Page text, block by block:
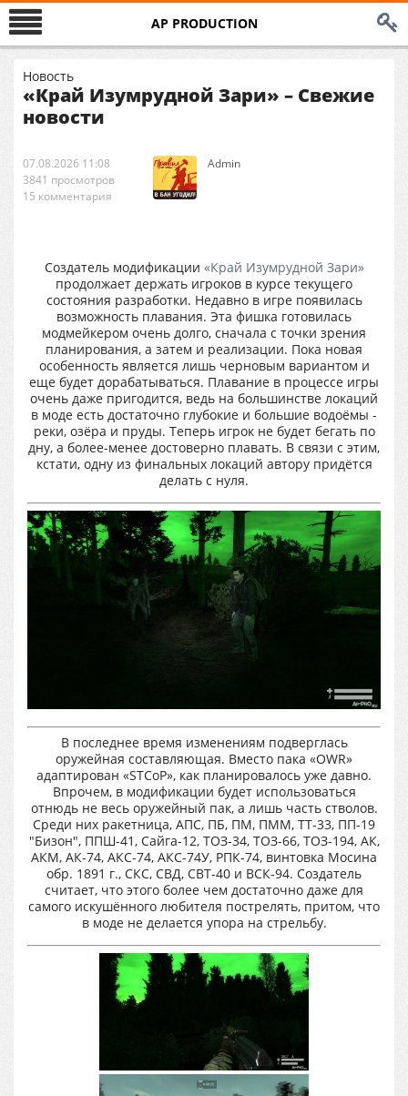
AP PRODUCTION
Новость
«Край Изумрудной Зари» – Свежие
новости
07.08.2026 11:08
3841 просмотров
15 комментария
Аdmin
Создатель модификации «Край Изумрудной Зари»
продолжает держать игроков в курсе текущего
состояния разработки. Недавно в игре появилась
возможность плавания. Эта фишка готовилась
модмейкером очень долго, сначала с точки зрения
планирования, а затем и реализации. Пока новая
особенность является лишь черновым вариантом и
еще будет дорабатываться. Плавание в процессе игры
очень даже пригодится, ведь на большинстве локаций
в моде есть достаточно глубокие и большие водоёмы -
реки, озёра и пруды. Теперь игрок не будет бегать по
дну, а более-менее достоверно плавать. В связи с этим,
кстати, одну из финальных локаций автору придётся
делать с нуля.
В последнее время изменениям подверглась
оружейная составляющая. Вместо пака «OWR»
адаптирован «STCoP», как планировалось уже давно.
Впрочем, в модификации будет использоваться
отнюдь не весь оружейный пак, а лишь часть стволов.
Среди них ракетница, АПС, ПБ, ПМ, ПММ, ТТ-33, ПП-19
"Бизон", ППШ-41, Сайга-12, ТОЗ-34, ТОЗ-66, ТОЗ-194, АК,
АКМ, АК-74, АКС-74, АКС-74У, РПК-74, винтовка Мосина
обр. 1891 г., СКС, СВД, СВТ-40 и ВСК-94. Создатель
считает, что этого более чем достаточно даже для
самого искушённого любителя пострелять, притом, что
в моде не делается упора на стрельбу.